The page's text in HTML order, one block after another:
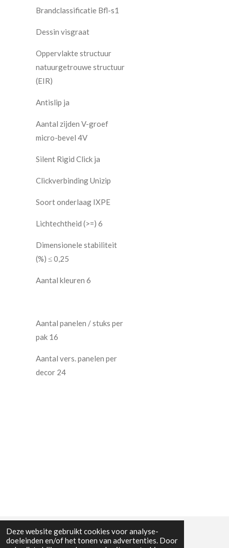
Deze website gebruikt cookies voor analyse-
doeleinden en/of het tonen van advertenties. Door
Brandclassificatie Bfl-s1
Dessin visgraat
Oppervlakte structuur
natuurgetrouwe structuur
(EIR)
Antislip ja
Aantal zijden V-groef
micro-bevel 4V
Silent Rigid Click ja
Clickverbinding Unizip
Soort onderlaag IXPE
Lichtechtheid (>=) 6
Dimensionele stabiliteit
(%) ≤ 0,25
Aantal kleuren 6
Aantal panelen / stuks per
pak 16
Aantal vers. panelen per
decor 24